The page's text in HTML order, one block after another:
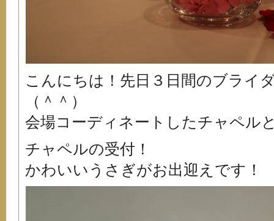
こんにちは！先日３日間のブライ
（＾＾）
会場コーディネートしたチャペル
チャペルの受付！
かわいいうさぎがお出迎えです！